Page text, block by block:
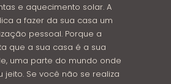
e aquecimento solar. A
a fazer da sua casa um
pessoal. Porque a
que a sua casa é a sua
uma parte do mundo onde
jeito. Se você não se realiza